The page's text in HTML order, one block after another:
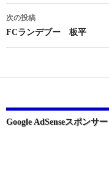
ナ
ビ
ー
ョ
次の投稿
FCランデブー 板平
Google AdSenseスポンサ